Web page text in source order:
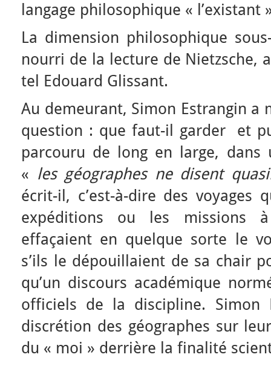
langage philosophique « l’existant
La dimension philosophique
nourri de la lecture de Nietzsche,
tel Edouard Glissant.
Au demeurant, Simon Estrangin a
question : que faut-il garder et
parcouru de long en large, dans
« les géographes ne disent
écrit-il, c’est-à-dire des voyages
expéditions ou les missions
effaçaient en quelque sorte le
s’ils le dépouillaient de sa chair
qu’un discours académique
officiels de la discipline. Simon
discrétion des géographes sur
du « moi » derrière la finalité